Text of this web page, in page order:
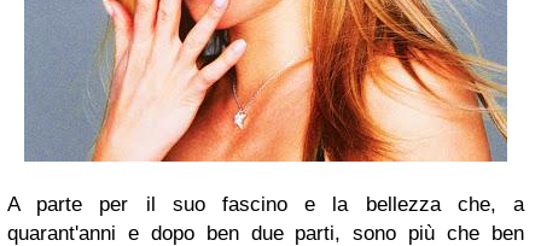
A parte per il suo fascino e la bellezza che, a
quarant'anni e dopo ben due parti, sono più che ben